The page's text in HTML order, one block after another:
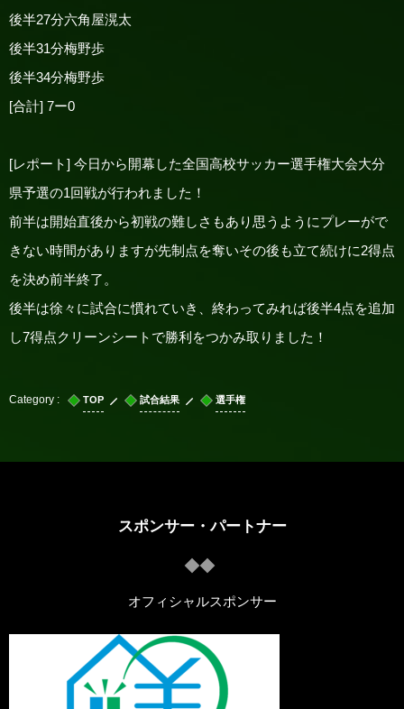
後半27分六角屋滉太
後半31分梅野歩
後半34分梅野歩
[合計] 7ー0
[レポート] 今日から開幕した全国高校サッカー選手権大会大分
県予選の1回戦が行われました！
前半は開始直後から初戦の難しさもあり思うようにプレーがで
きない時間がありますが先制点を奪いその後も立て続けに2得点
を決め前半終了。
後半は徐々に試合に慣れていき、終わってみれば後半4点を追加
し7得点クリーンシートで勝利をつかみ取りました！
TOP 試合結果 選手権
スポンサー・パートナー
オフィシャルスポンサー